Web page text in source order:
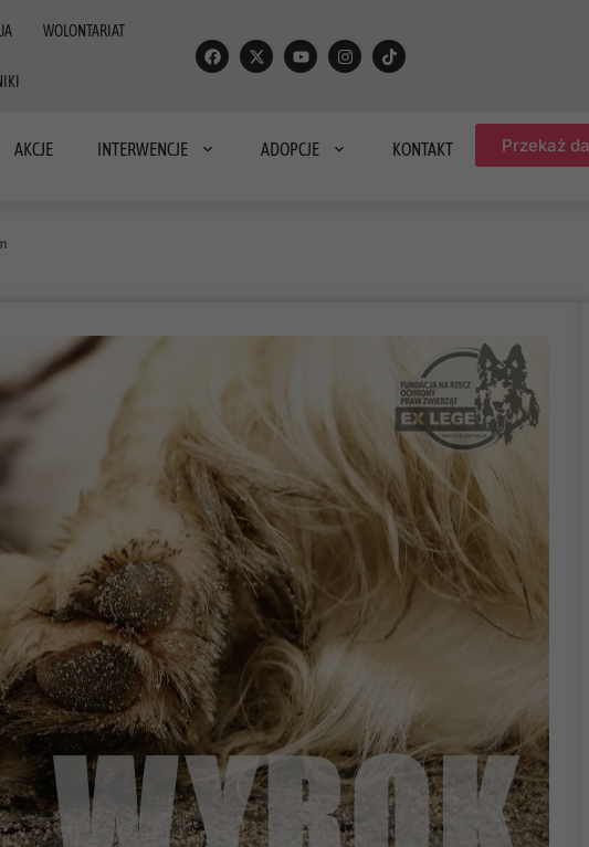
WOLONTARIAT
AKCJE INTERWENCJE ADOPCJE KONTAKT Przekaż